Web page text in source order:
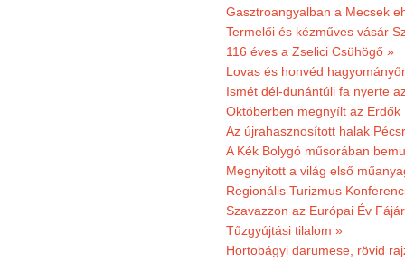
Gasztroangyalban a Mecsek
Termelői és kézműves vásár
116 éves a Zselici Csühögő »
Lovas és honvéd
Ismét dél-dunántúli fa nyerte
Októberben megnyílt az
Az újrahasznosított halak
A Kék Bolygó műsorában
Megnyitott a világ első
Regionális Turizmus
Szavazzon az Európai Év
Tűzgyújtási tilalom »
Hortobágyi darumese, rövid